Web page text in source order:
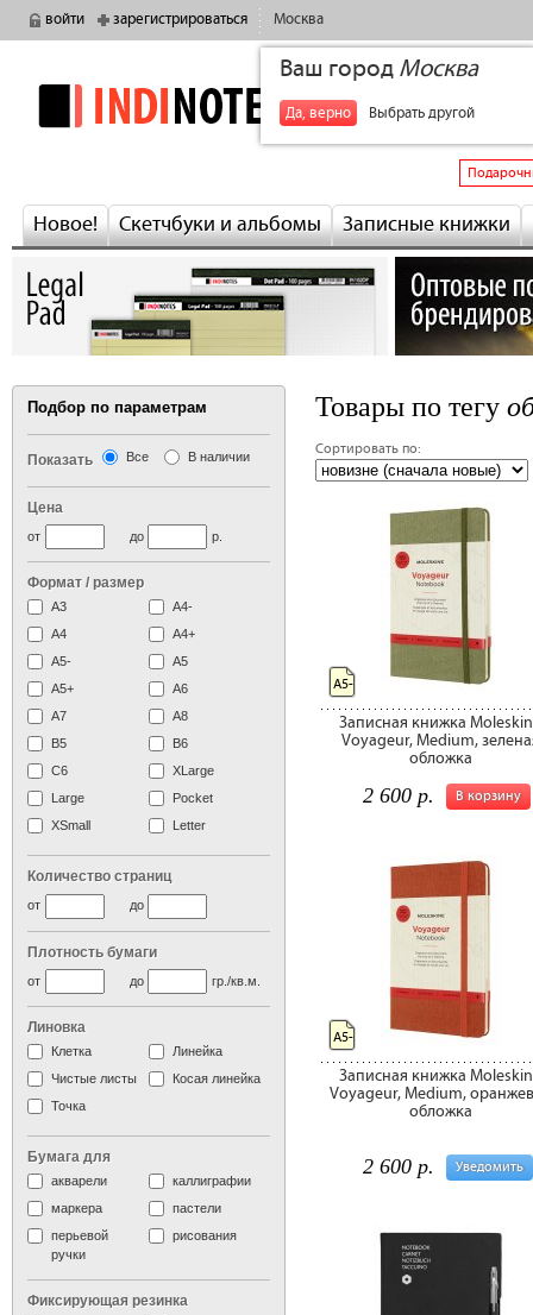
войти зарегистрироваться Москва
Ваш город Москва
Да, верно Выбрать другой
indinotes
Новое! Скетчбуки и альбомы Записные книжки
Товары по тегу
Сортировать по:
Записная книжка
Voyageur, Medium,
обложка
В корзину
2 600 р.
А5-
Записная книжка
Voyageur, Medium,
обложка
Уведомить
2 600 р.
А5-
Подбор по параметрам
Показать Все В наличии
Цена
до
от р.
Формат / размер
А3
А4-
А4
A4+
А5-
А5
A5+
А6
А7
A8
B5
B6
C6
XLarge
Large
Pocket
XSmall
Letter
Количество страниц
до
от
Плотность бумаги
до
от гр./кв.м.
Линовка
Клетка
Линейка
Чистые листы
Косая линейка
Точка
Бумага для
акварели
каллиграфии
маркера
пастели
перьевой
ручки
рисования
Фиксирующая резинка